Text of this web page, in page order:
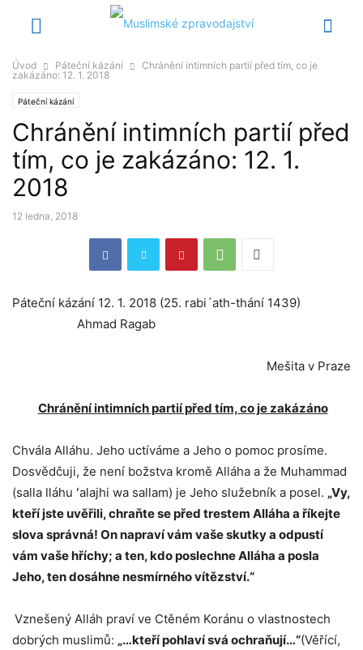
Úvod Páteční kázání
Chránění intimních partií před tím, co je
zakázáno: 12. 1. 2018
Páteční kázání
Chránění intimních partií před
tím, co je zakázáno: 12. 1.
2018
12 ledna, 2018
Páteční kázání 12. 1. 2018 (25. rabi´ath-thání 1439)
Ahmad Ragab
Mešita v Praze
Chránění intimních partií před tím, co je zakázáno
Chvála Alláhu. Jeho uctíváme a Jeho o pomoc prosíme.
Dosvědčuji, že není božstva kromě Alláha a že Muhammad
(salla lláhu ʻalajhi wa sallam) je Jeho služebník a posel. „Vy,
kteří jste uvěřili, chraňte se před trestem Alláha a říkejte
slova správná! On napraví vám vaše skutky a odpustí
vám vaše hříchy; a ten, kdo poslechne Alláha a posla
Jeho, ten dosáhne nesmírného vítězství.“
Vznešený Alláh praví ve Ctěném Koránu o vlastnostech
dobrých muslimů: „…kteří pohlaví svá ochraňují…“(Věřící,